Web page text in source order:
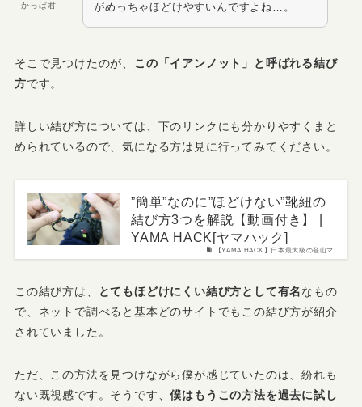
かっぱ君
がめっちゃほどけやすいんですよね…。
そこで見つけたのが、 この「イアンノット」と呼ばれる結び
方です。
詳しい結び方については、下のリンクにも分かりやすくまと
められているので、気になる方は見に行ってみてください。
【YAMA HACK】日本最大級の登山マ…
”簡単”なのに”ほどけない”靴紐の
結び方3つを解説【動画付き】 |
YAMA HACK[ヤマハック]
この結び方は、 とてもほどけにくい結び方として有名なもの
で、ネットで調べると基本どのサイトでもこの結び方が紹介
されていました。
ただ、この方法を見つけながら僕が感じていたのは、紛れも
ない既視感です。そうです、僕はもうこの方法を過去に試し